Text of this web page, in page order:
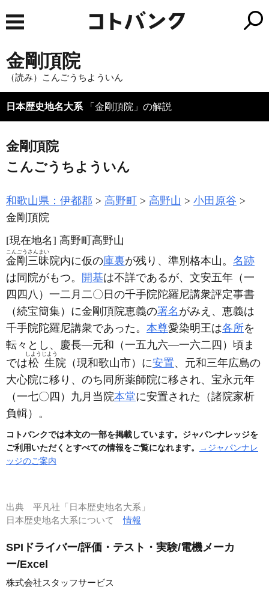
金剛頂院
（読み）こんごうちよういん
日本歴史地名大系 「金剛頂院」の解説
金剛頂院
こんごうちよういん
和歌山県：伊都郡 高野町 高野山
小田原谷
金剛頂院
[現在地名] 高野町高野山
金剛三昧
こんごうさんまい
院内に仮の庫裏が残り、準別格本山。 名跡
は同院がもつ。 開基は不詳であるが、文安五年 （一
四四八） 一二月二〇日の千手院陀羅尼講衆評定事書
（続宝簡集） に金剛頂院恵義の署名 がみえ、恵義は
千手院陀羅尼講衆であった。 本尊愛染明王は各所を
転々とし、慶長―元和 （一五九六―一六二四） 頃ま
では松生
しようじよう
院 （現和歌山市） に安置、元和三年広島の
大心院に移り、のち同所薬師院に移され、宝永元年
（一七〇四） 九月当院本堂に安置された （諸院家析
負輯） 。
コトバンクでは本文の一部を掲載しています。ジャパンナレッジを
ご利用いただくとすべての情報をご覧になれます。
→ジャパンナレ
ッジのご案内
出典 平凡社「日本歴史地名大系」
日本歴史地名大系について情報
SPIドライバー/評価・テスト・実験/電機メーカ
ー/Excel
株式会社スタッフサービス